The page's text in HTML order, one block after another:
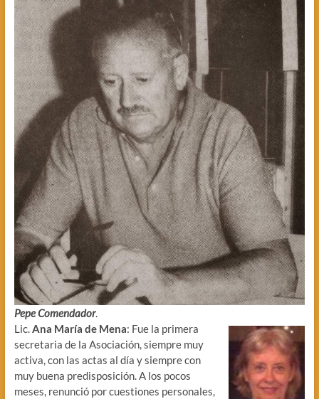
Pepe Comendador.
Lic.Ana María de Mena: Fue la primera
secretaria de la Asociación, siempre muy
activa, con las actas al día y siempre con
muy buena predisposición. A los pocos
meses, renunció por cuestiones personales,